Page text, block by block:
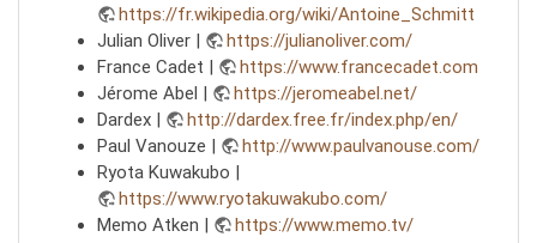
https://fr.wikipedia.org/wiki/Antoine_Schmitt
Julian Oliver |
https://julianoliver.com/
France Cadet |
https://www.francecadet.com
Jérome Abel |
https://jeromeabel.net/
Dardex |
http://dardex.free.fr/index.php/en/
Paul Vanouze |
http://www.paulvanouse.com/
Ryota Kuwakubo |
https://www.ryotakuwakubo.com/
Memo Atken |
https://www.memo.tv/